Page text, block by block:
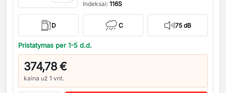
Indeksai: 116S
D C 75 dB
Pristatymas per 1-5 d.d.
374,78 €
kaina už 1 vnt.